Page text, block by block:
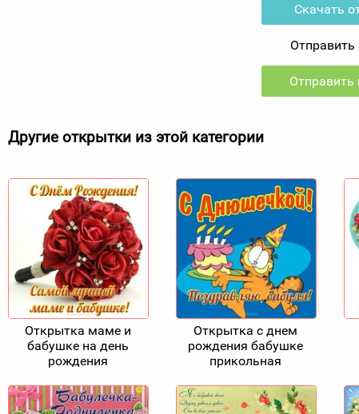
Скачать
Отправить
Отправить
Другие открытки из этой категории
Открытка маме и
бабушке на день
рождения
Открытка с днем
рождения бабушке
прикольная